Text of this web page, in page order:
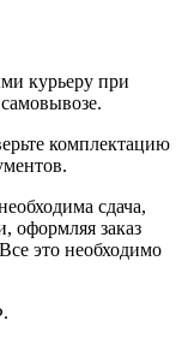
курьеру при
комплектацию
сдача,
оформляя заказ
это необходимо